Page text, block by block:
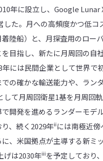
年に設立し、Google
した。月への高頻度かつ低
陸船）と、月探査用のロー
を目指し、新たに月周回の
には民間企業として世界
の確かな輸送能力や、ラン
して月周回衛星1基を月周回
開発を進めるランダーモ
、続く2029年iiには南極近
、米国拠点が主導する新
げは2030年iiiを予定しており